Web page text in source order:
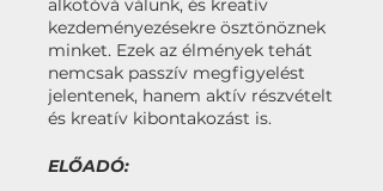
alkotóvá válunk, és kreatív
kezdeményezésekre ösztönöznek
minket. Ezek az élmények tehát
nemcsak passzív megfigyelést
jelentenek, hanem aktív részvételt
és kreatív kibontakozást is.
ELŐADÓ: